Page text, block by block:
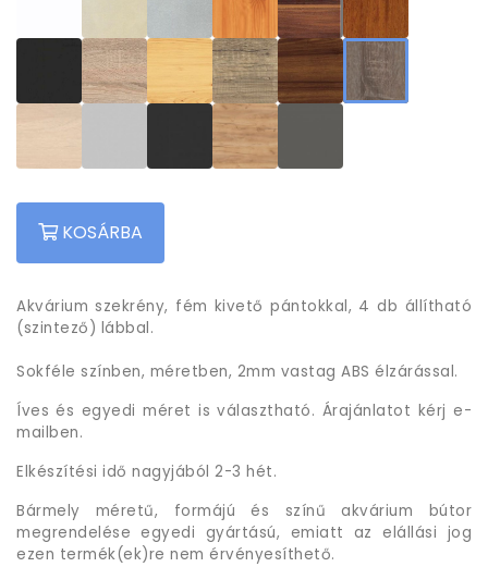
KOSÁRBA
Akvárium szekrény, fém kivető pántokkal, 4 db állítható
(szintező) lábbal.
Sokféle színben, méretben, 2mm vastag ABS élzárással.
Íves és egyedi méret is választható. Árajánlatot kérj e-
mailben.
Elkészítési idő nagyjából 2-3 hét.
Bármely méretű, formájú és színű akvárium bútor
megrendelése egyedi gyártású, emiatt az elállási jog
ezen termék(ek)re nem érvényesíthető.